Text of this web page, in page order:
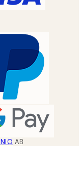
AB